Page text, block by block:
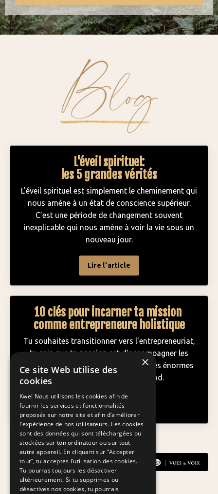
L'éveil spirituel:
les 5 grandes vérités
L'éveil spirituel est simplement le cheminement qui
nous amène à un état de conscience supérieur.
C’est une période de changement souvent
inexplicable qui nous amène à voir la vie sous un
nouveau jour.
Lire l'article
10 clés pour incarner ta mission
comme entrepreneure holistique
Tu souhaites transitionner vers l'entrepreneuriat,
tu sais que ta passion est d’accompagner les
autres mais parfois tu as des blocages énormes
qui fait que tu tournes en rond.
Lire l'article
×
Ce site Web utilise des
cookies
Kwe! Nous utilisons les cookies afin de
fournir les services et fonctionnalités
proposés sur notre site et afin d’améliorer
l’expérience de nos utilisateurs. Les cookies
sont des données qui sont téléchargées ou
stockées sur ton ordinateur ou sur tout
autre appareil. En cliquant sur ”Accepter
tout”, tu acceptes l’utilisation des cookies.
Tu pourras toujours les désactiver
ultérieurement. Si tu supprimes ou
désactives nos cookies, tu pourrais